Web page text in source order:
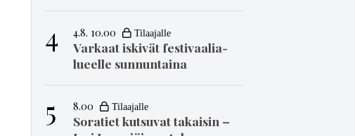
4 4.8. 10.00
Varkaat iskivät festivaa­li­a­
lueelle sunnuntaina
5 8.00
Soratiet kutsuvat takaisin –